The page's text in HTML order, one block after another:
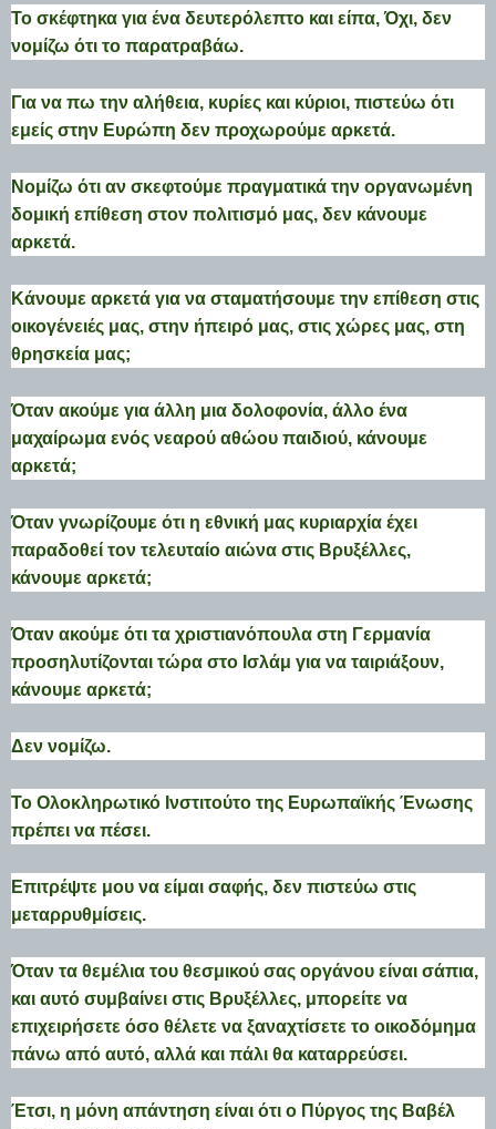
Το σκέφτηκα για ένα δευτερόλεπτο και είπα, Όχι, δεν
νομίζω ότι το παρατραβάω.
Για να πω την αλήθεια, κυρίες και κύριοι, πιστεύω ότι
εμείς στην Ευρώπη δεν προχωρούμε αρκετά.
Νομίζω ότι αν σκεφτούμε πραγματικά την οργανωμένη
δομική επίθεση στον πολιτισμό μας, δεν κάνουμε
αρκετά.
Κάνουμε αρκετά για να σταματήσουμε την επίθεση στις
οικογένειές μας, στην ήπειρό μας, στις χώρες μας, στη
θρησκεία μας;
Όταν ακούμε για άλλη μια δολοφονία, άλλο ένα
μαχαίρωμα ενός νεαρού αθώου παιδιού, κάνουμε
αρκετά;
Όταν γνωρίζουμε ότι η εθνική μας κυριαρχία έχει
παραδοθεί τον τελευταίο αιώνα στις Βρυξέλλες,
κάνουμε αρκετά;
Όταν ακούμε ότι τα χριστιανόπουλα στη Γερμανία
προσηλυτίζονται τώρα στο Ισλάμ για να ταιριάξουν,
κάνουμε αρκετά;
Δεν νομίζω.
Το Ολοκληρωτικό Ινστιτούτο της Ευρωπαϊκής Ένωσης
πρέπει να πέσει.
Επιτρέψτε μου να είμαι σαφής, δεν πιστεύω στις
μεταρρυθμίσεις.
Όταν τα θεμέλια του θεσμικού σας οργάνου είναι σάπια,
και αυτό συμβαίνει στις Βρυξέλλες, μπορείτε να
επιχειρήσετε όσο θέλετε να ξαναχτίσετε το οικοδόμημα
πάνω από αυτό, αλλά και πάλι θα καταρρεύσει.
Έτσι, η μόνη απάντηση είναι ότι ο Πύργος της Βαβέλ